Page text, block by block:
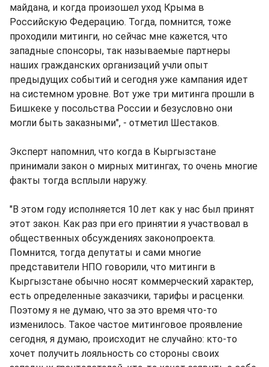
майдана, и когда произошел уход Крыма в
Российскую Федерацию. Тогда, помнится, тоже
проходили митинги, но сейчас мне кажется, что
западные спонсоры, так называемые партнеры
наших гражданских организаций учли опыт
предыдущих событий и сегодня уже кампания идет
на системном уровне. Вот уже три митинга прошли в
Бишкеке у посольства России и безусловно они
могли быть заказными", - отметил Шестаков.
Эксперт напомнил, что когда в Кыргызстане
принимали закон о мирных митингах, то очень многие
факты тогда всплыли наружу.
"В этом году исполняется 10 лет как у нас был принят
этот закон. Как раз при его принятии я участвовал в
общественных обсуждениях законопроекта.
Помнится, тогда депутаты и сами многие
представители НПО говорили, что митинги в
Кыргызстане обычно носят коммерческий характер,
есть определенные заказчики, тарифы и расценки.
Поэтому я не думаю, что за это время что-то
изменилось. Такое частое митинговое проявление
сегодня, я думаю, происходит не случайно: кто-то
хочет получить лояльность со стороны своих